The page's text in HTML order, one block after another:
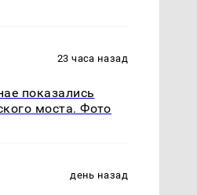
23 часа назад
показались
моста. Фото
день назад